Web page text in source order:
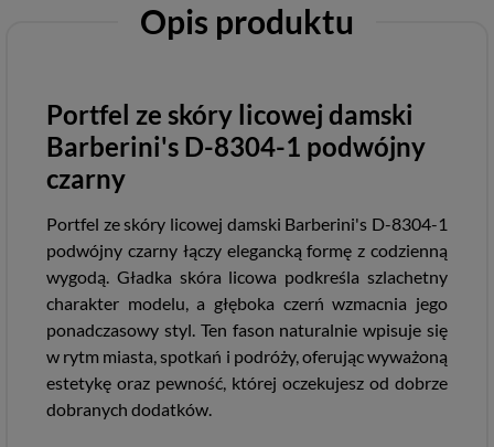
Opis produktu
Portfel ze skóry licowej damski
Barberini's D-8304-1 podwójny
czarny
Portfel ze skóry licowej damski Barberini's D-8304-1
podwójny czarny łączy elegancką formę z codzienną
wygodą. Gładka skóra licowa podkreśla szlachetny
charakter modelu, a głęboka czerń wzmacnia jego
ponadczasowy styl. Ten fason naturalnie wpisuje się
w rytm miasta, spotkań i podróży, oferując wyważoną
estetykę oraz pewność, której oczekujesz od dobrze
dobranych dodatków.